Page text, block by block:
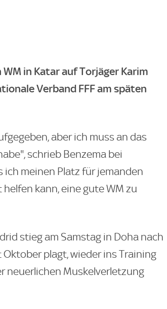
in Katar auf Torjäger Karim
Verband FFF am späten
aber ich muss an das
schrieb Benzema bei
ich meinen Platz für jemanden
kann, eine gute WM zu
stieg am Samstag in Doha nach
plagt, wieder ins Training
neuerlichen Muskelverletzung